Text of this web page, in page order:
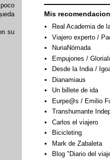
su
Mis
Real Academia de
Viajero experto /
NuriaNómada
Empujones /
Desde la India /
Dianamiaus
Un billete de ida
Eurpe@s / Emilio
Transhumante
Carlos el viajero
Bicicleting
Mark de Zabaleta
Blog "Diario del